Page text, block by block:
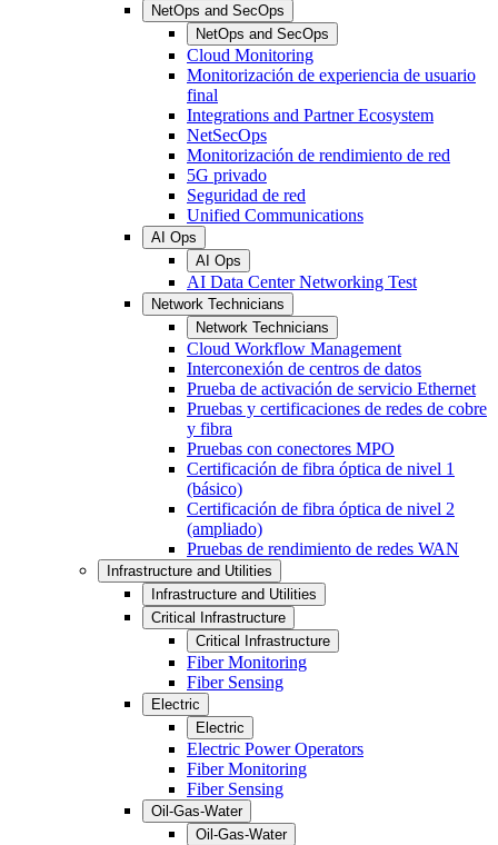
NetOps and SecOps
NetOps and SecOps
Cloud Monitoring
Monitorización de experiencia de usuario
final
Integrations and Partner Ecosystem
NetSecOps
Monitorización de rendimiento de red
5G privado
Seguridad de red
Unified Communications
AI Ops
AI Ops
AI Data Center Networking Test
Network Technicians
Network Technicians
Cloud Workflow Management
Interconexión de centros de datos
Prueba de activación de servicio Ethernet
Pruebas y certificaciones de redes de cobre
y fibra
Pruebas con conectores MPO
Certificación de fibra óptica de nivel 1
(básico)
Certificación de fibra óptica de nivel 2
(ampliado)
Pruebas de rendimiento de redes WAN
Infrastructure and Utilities
Infrastructure and Utilities
Critical Infrastructure
Critical Infrastructure
Fiber Monitoring
Fiber Sensing
Electric
Electric
Electric Power Operators
Fiber Monitoring
Fiber Sensing
Oil-Gas-Water
Oil-Gas-Water